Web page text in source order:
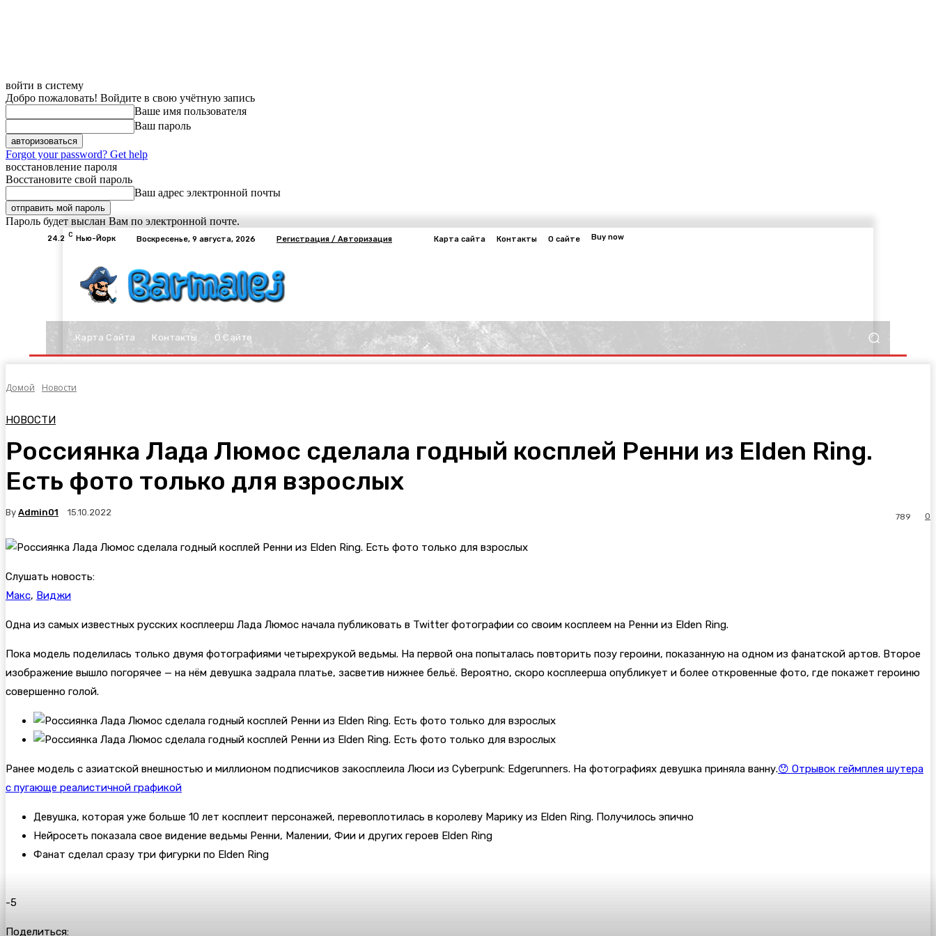
войти в систему
Добро пожаловать! Войдите в свою учётную запись
Ваше имя пользователя
Ваш пароль
Forgot your password? Get help
восстановление пароля
Восстановите свой пароль
Ваш адрес электронной почты
Пароль будет выслан Вам по электронной почте.
24.2 C Нью-Йорк Воскресенье, 9 августа, 2026 Регистрация / Авторизация Карта сайта Контакты О сайте Buy now
Карта Сайта Контакты О Сайте
Домой Новости
НОВОСТИ
Россиянка Лада Люмос сделала годный косплей Ренни из Elden Ring.
Есть фото только для взрослых
By Admin01 15.10.2022 0
789
Слушать новость:
Макс, Виджи
Одна из самых известных русских косплеерш Лада Люмос начала публиковать в Twitter фотографии со своим косплеем на Ренни из Elden Ring.
Пока модель поделилась только двумя фотографиями четырехрукой ведьмы. На первой она попыталась повторить позу героини, показанную на одном из фанатской артов. Второе
изображение вышло погорячее — на нём девушка задрала платье, засветив нижнее бельё. Вероятно, скоро косплеерша опубликует и более откровенные фото, где покажет героиню
совершенно голой.
Ранее модель с азиатской внешностью и миллионом подписчиков закосплеила Люси из Cyberpunk: Edgerunners. На фотографиях девушка приняла ванну.😯 Отрывок геймплея шутера
с пугающе реалистичной графикой
Девушка, которая уже больше 10 лет косплеит персонажей, перевоплотилась в королеву Марику из Elden Ring. Получилось эпично
Нейросеть показала свое видение ведьмы Ренни, Малении, Фии и других героев Elden Ring
Фанат сделал сразу три фигурки по Elden Ring
-5
Поделиться: